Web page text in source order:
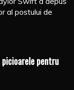
al postului de
pentru